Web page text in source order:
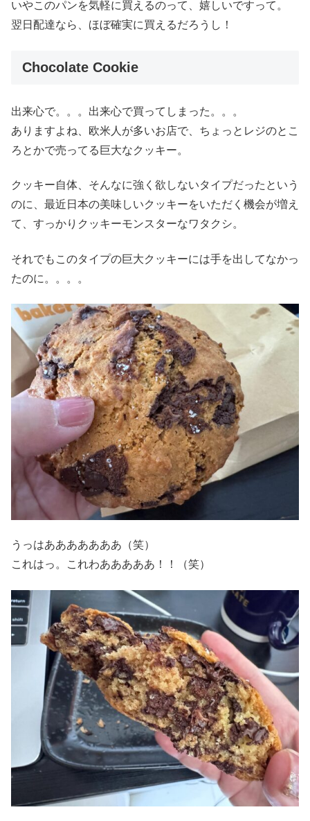
いやこのパンを気軽に買えるのって、嬉しいですって。
翌日配達なら、ほぼ確実に買えるだろうし！
Chocolate Cookie
出来心で。。。出来心で買ってしまった。。。
ありますよね、欧米人が多いお店で、ちょっとレジのとこ
ろとかで売ってる巨大なクッキー。
クッキー自体、そんなに強く欲しないタイプだったという
のに、最近日本の美味しいクッキーをいただく機会が増え
て、すっかりクッキーモンスターなワタクシ。
それでもこのタイプの巨大クッキーには手を出してなかっ
たのに。。。。
うっはあああああああ（笑）
これはっ。これわあああああ！！（笑）